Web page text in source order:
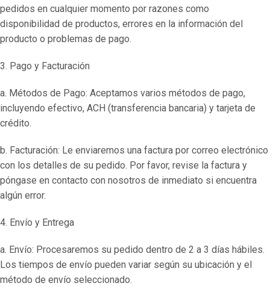
pedidos en cualquier momento por razones como
disponibilidad de productos, errores en la información del
producto o problemas de pago.
3. Pago y Facturación
a. Métodos de Pago: Aceptamos varios métodos de pago,
incluyendo efectivo, ACH (transferencia bancaria) y tarjeta de
crédito.
b. Facturación: Le enviaremos una factura por correo electrónico
con los detalles de su pedido. Por favor, revise la factura y
póngase en contacto con nosotros de inmediato si encuentra
algún error.
4. Envío y Entrega
a. Envío: Procesaremos su pedido dentro de 2 a 3 días hábiles.
Los tiempos de envío pueden variar según su ubicación y el
método de envío seleccionado.